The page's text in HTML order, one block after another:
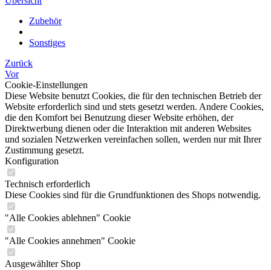
Zubehör
Sonstiges
Zurück
Vor
Cookie-Einstellungen
Diese Website benutzt Cookies, die für den technischen Betrieb der
Website erforderlich sind und stets gesetzt werden. Andere Cookies,
die den Komfort bei Benutzung dieser Website erhöhen, der
Direktwerbung dienen oder die Interaktion mit anderen Websites
und sozialen Netzwerken vereinfachen sollen, werden nur mit Ihrer
Zustimmung gesetzt.
Konfiguration
Technisch erforderlich
Diese Cookies sind für die Grundfunktionen des Shops notwendig.
"Alle Cookies ablehnen" Cookie
"Alle Cookies annehmen" Cookie
Ausgewählter Shop